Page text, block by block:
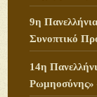
9η
Συνοπτικό
14η